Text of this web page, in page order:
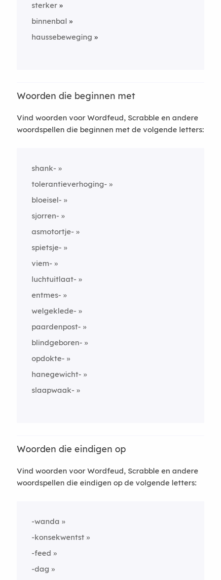
sterker
binnenbal
haussebeweging
Woorden die beginnen met
Vind woorden voor Wordfeud, Scrabble en andere
woordspellen die beginnen met de volgende letters:
shank-
tolerantieverhoging-
bloeisel-
sjorren-
asmotortje-
spietsje-
viem-
luchtuitlaat-
entmes-
welgeklede-
paardenpost-
blindgeboren-
opdokte-
hanegewicht-
slaapwaak-
Woorden die eindigen op
Vind woorden voor Wordfeud, Scrabble en andere
woordspellen die eindigen op de volgende letters:
-wanda
-konsekwentst
-feed
-dag